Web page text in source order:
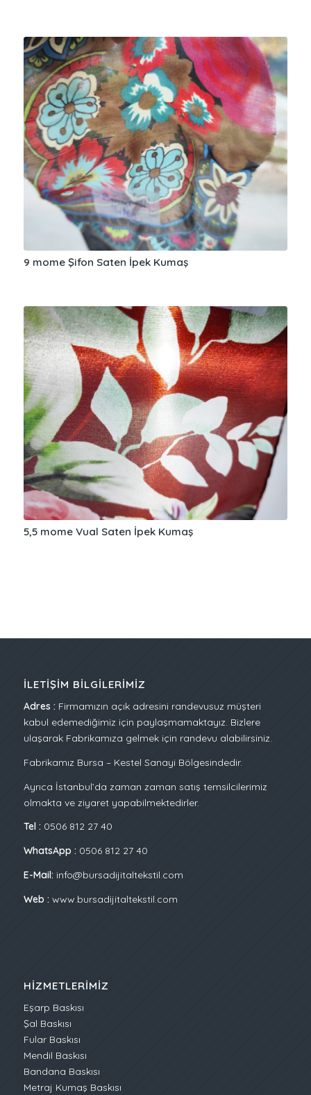
9 mome Şifon Saten İpek Kumaş
5,5 mome Vual Saten İpek Kumaş
İLETIŞIM BILGILERIMIZ
Adres : Firmamızın açık adresini randevusuz müşteri
kabul edemediğimiz için paylaşmamaktayız. Bizlere
ulaşarak Fabrikamıza gelmek için randevu alabilirsiniz.
Fabrikamız Bursa – Kestel Sanayi Bölgesindedir.
Ayrıca İstanbul’da zaman zaman satış temsilcilerimiz
olmakta ve ziyaret yapabilmektedirler.
Tel : 0506 812 27 40
WhatsApp : 0506 812 27 40
E-Mail: info@bursadijitaltekstil.com
Web : www.bursadijitaltekstil.com
HIZMETLERIMIZ
Eşarp Baskısı
Şal Baskısı
Fular Baskısı
Mendil Baskısı
Bandana Baskısı
Metraj Kumaş Baskısı